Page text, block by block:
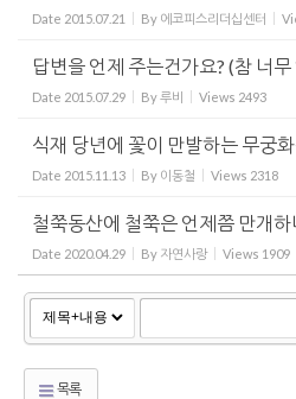
Date 2015.07.21 By 에코피스리더십센터
답변을 언제 주는건가요? (참 너무
Date 2015.07.29 By루비 Views 2493
식재 당년에 꽃이 만발하는 무궁
Date 2015.11.13 By 이동철 Views 2318
철쭉동산에 철쭉은 언제쯤 만개하
Date 2020.04.29 By 자연사랑 Views 1909
목록